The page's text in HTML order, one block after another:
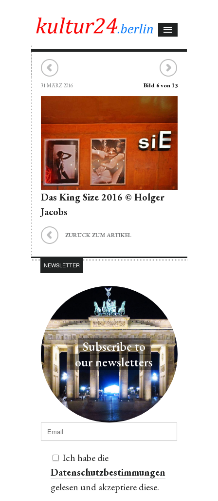
31 MÄRZ 2016 Bild 6 von 13
Das King Size 2016 © Holger
Jacobs
ZURÜCK ZUM ARTIKEL
NEWSLETTER
Subscribe to
our newsletters
Ich habe die
Datenschutzbestimmungen
gelesen und akzeptiere diese.